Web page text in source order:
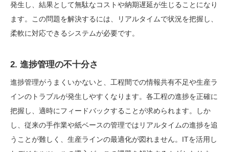
発生し、結果として無駄なコストや納期遅延が生じることになり
ます。この問題を解決するには、リアルタイムで状況を把握し、
柔軟に対応できるシステムが必要です。
2. 進捗管理の不十分さ
進捗管理がうまくいかないと、工程間での情報共有不足や生産ラ
インのトラブルが発生しやすくなります。各工程の進捗を正確に
把握し、適時にフィードバックすることが求められます。しか
し、従来の手作業や紙ベースの管理ではリアルタイムの進捗を追
うことが難しく、生産ラインの最適化が図れません。ITを活用し